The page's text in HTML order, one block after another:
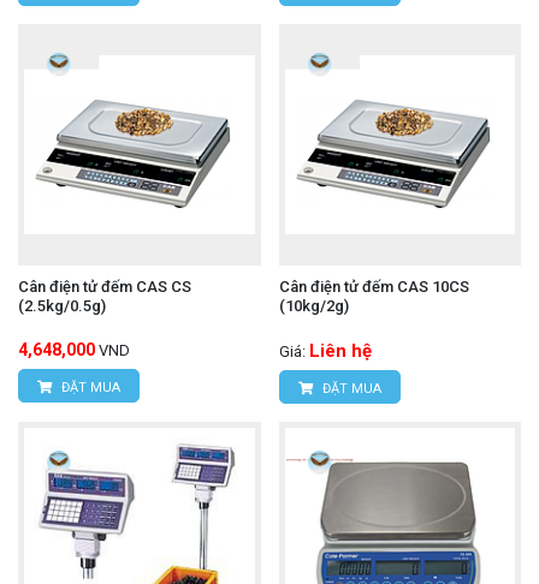
Cân điện tử đếm CAS CS
(2.5kg/0.5g)
4,648,000 VND
ĐẶT MUA
Cân điện tử đếm CAS 10CS
(10kg/2g)
Giá: Liên hệ
ĐẶT MUA